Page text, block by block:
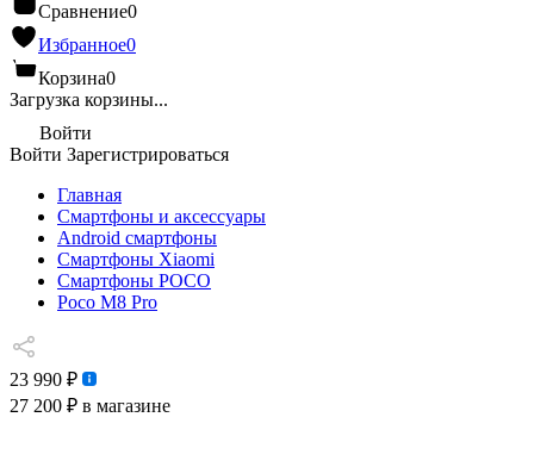
Сравнение0
Избранное0
Корзина0
Загрузка корзины...
Войти
Войти Зарегистрироваться
Главная
Смартфоны и аксессуары
Android cмартфоны
Смартфоны Xiaomi
Смартфоны POCO
Poco M8 Pro
23 990 ₽
27 200 ₽ в магазине